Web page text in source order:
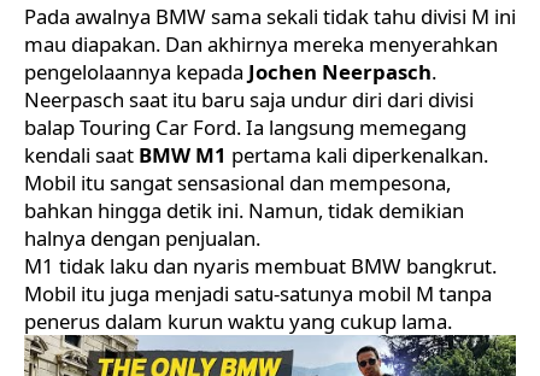
Pada awalnya BMW sama sekali tidak tahu divisi M ini
mau diapakan. Dan akhirnya mereka menyerahkan
pengelolaannya kepada Jochen Neerpasch.
Neerpasch saat itu baru saja undur diri dari divisi
balap Touring Car Ford. Ia langsung memegang
kendali saat BMW M1 pertama kali diperkenalkan.
Mobil itu sangat sensasional dan mempesona,
bahkan hingga detik ini. Namun, tidak demikian
halnya dengan penjualan.
M1 tidak laku dan nyaris membuat BMW bangkrut.
Mobil itu juga menjadi satu-satunya mobil M tanpa
penerus dalam kurun waktu yang cukup lama.